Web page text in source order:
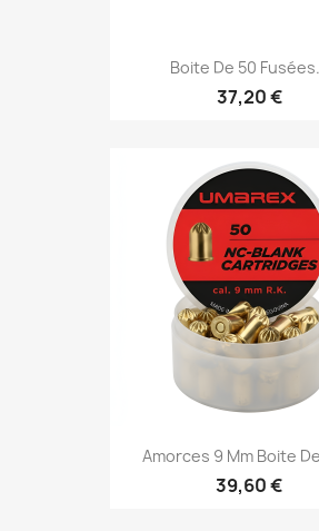
Boite De 50
37,20 €
Amorces 9 Mm Boite
39,60 €